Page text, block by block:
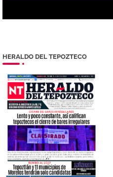
HERALDO DEL TEPOZTECO